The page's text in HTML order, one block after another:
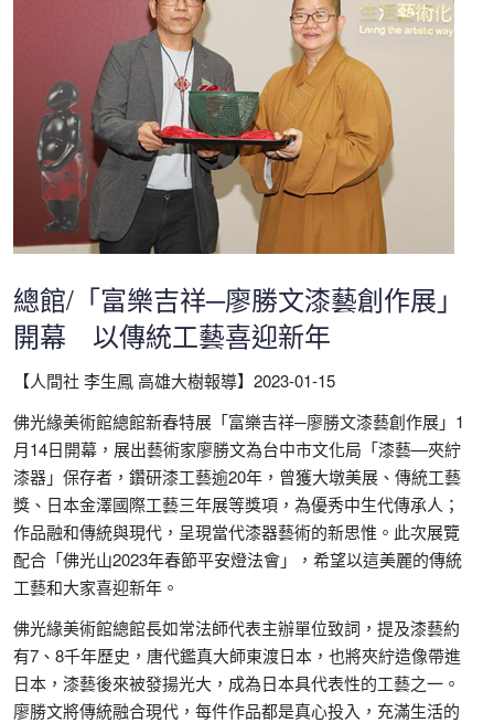
總館/「富樂吉祥─廖勝文漆藝創作展」
開幕 以傳統工藝喜迎新年
【人間社 李生鳳 高雄大樹報導】2023-01-15
佛光緣美術館總館新春特展「富樂吉祥─廖勝文漆藝創作展」1
月14日開幕，展出藝術家廖勝文為台中市文化局「漆藝—夾紵
漆器」保存者，鑽研漆工藝逾20年，曾獲大墩美展、傳統工藝
獎、日本金澤國際工藝三年展等獎項，為優秀中生代傳承人；
作品融和傳統與現代，呈現當代漆器藝術的新思惟。此次展覽
配合「佛光山2023年春節平安燈法會」，希望以這美麗的傳統
工藝和大家喜迎新年。
佛光緣美術館總館長如常法師代表主辦單位致詞，提及漆藝約
有7、8千年歷史，唐代鑑真大師東渡日本，也將夾紵造像帶進
日本，漆藝後來被發揚光大，成為日本具代表性的工藝之一。
廖勝文將傳統融合現代，每件作品都是真心投入，充滿生活的